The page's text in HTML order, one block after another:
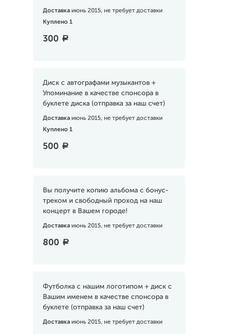
Доставка июнь 2015, не требует доставки
Куплено 1
300 a
Диск с автографами музыкантов +
Упоминание в качестве спонсора в
буклете диска (отправка за наш счет)
Доставка июнь 2015, не требует доставки
Куплено 1
500 a
Вы получите копию альбома с бонус-
треком и свободный проход на наш
концерт в Вашем городе!
Доставка июнь 2015, не требует доставки
800 a
Футболка с нашим логотипом + диск с
Вашим именем в качестве спонсора в
буклете (отправка за наш счет)
Доставка июнь 2015, не требует доставки